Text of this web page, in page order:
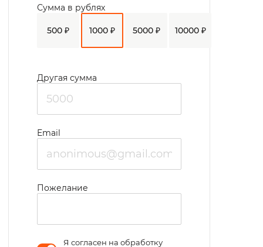
500 ₽ 1000 ₽ 5000 ₽ 10000 ₽
Сумма в рублях
Другая сумма
Email
Пожелание
Я согласен на обработку